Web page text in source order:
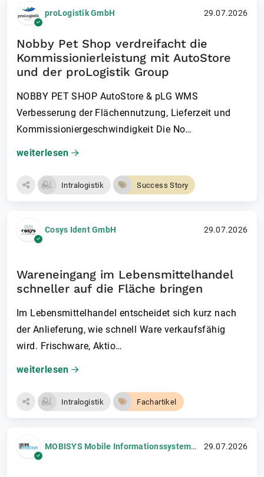
proLogistik GmbH 29.07.2026
Nobby Pet Shop verdreifacht die
Kommissionierleistung mit AutoStore
und der proLogistik Group
NOBBY PET SHOP AutoStore & pLG WMS
Verbesserung der Flächennutzung, Lieferzeit und
Kommissioniergeschwi­ndigkeit Die No…
weiterlesen
Intralogistik Success Story
Cosys Ident GmbH 29.07.2026
Wareneingang im Lebensmittelhandel
schneller auf die Fläche bringen
Im Lebensmittelhandel entscheidet sich kurz nach
der Anlieferung, wie schnell Ware verkaufsfähig
wird. Frischware, Aktio…
weiterlesen
Intralogistik Fachartikel
MOBISYS Mobile Informationssysteme GmbH 29.07.2026